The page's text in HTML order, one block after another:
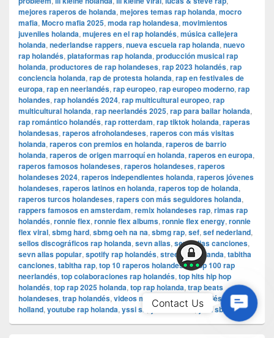
mejores raperos de holanda, mejores temas rap holanda, mocro
mafia, Mocro mafia 2025, moda rap holandesa, movimientos
juveniles holanda, mujeres en el rap holandés, música callejera
holanda, nederlandse rappers, nueva escuela rap holanda, nuevo
rap holandés, plataformas rap holanda, producción musical rap
holanda, productores de rap holandeses, rap 2023 holandés, rap
conciencia holanda, rap de protesta holanda, rap en festivales de
europa, rap en neerlandés, rap europeo, rap europeo moderno, rap
holandes, rap holandés 2024, rap multicultural europeo, rap
multicultural holanda, rap neerlandés 2025, rap para bailar holanda,
rap romántico holandés, rap rotterdam, rap tiktok holanda, raperas
holandesas, raperos afroholandeses, raperos con más visitas
holanda, raperos con premios en holanda, raperos de barrio
holanda, raperos de origen marroquí en holanda, raperos en europa,
raperos famosos holandeses, raperos holandeses, raperos
holandeses 2024, raperos independientes holanda, raperos jóvenes
holandeses, raperos latinos en holanda, raperos top de holanda,
raperos turcos holandeses, rapers con más seguidores holanda,
rappers famosos en amsterdam, remix holandeses rap, rimas rap
holandés, ronnie flex, ronnie flex albums, ronnie flex energy, ronnie
flex viral, sbmg hard, sbmg oeh na na, sbmg rap, sef, sef nederland,
sellos discográficos rap holanda, sevn alias, sevn alias canciones,
sevn alias popular, spotify rap holandés, street rap holanda, tabitha
canciones, tabitha rap, top 10 raperos holandeses,top 100 rap
neerlandés, top colaboraciones rap holandés, top hits hip hop
holandés, top rap 2025 holanda, top rap holanda, trap beats
holandeses, trap holandés, videos musicales rap holandés, weed
holland, youtube rap holanda, yssi sb yssi sb 2025,yssi sb hits
Us
Contact Us